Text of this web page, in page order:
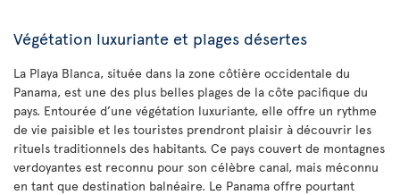
Végétation luxuriante et plages désertes
La Playa Blanca, située dans la zone côtière occidentale du
Panama, est une des plus belles plages de la côte pacifique du
pays. Entourée d’une végétation luxuriante, elle offre un rythme
de vie paisible et les touristes prendront plaisir à découvrir les
rituels traditionnels des habitants. Ce pays couvert de montagnes
verdoyantes est reconnu pour son célèbre canal, mais méconnu
en tant que destination balnéaire. Le Panama offre pourtant